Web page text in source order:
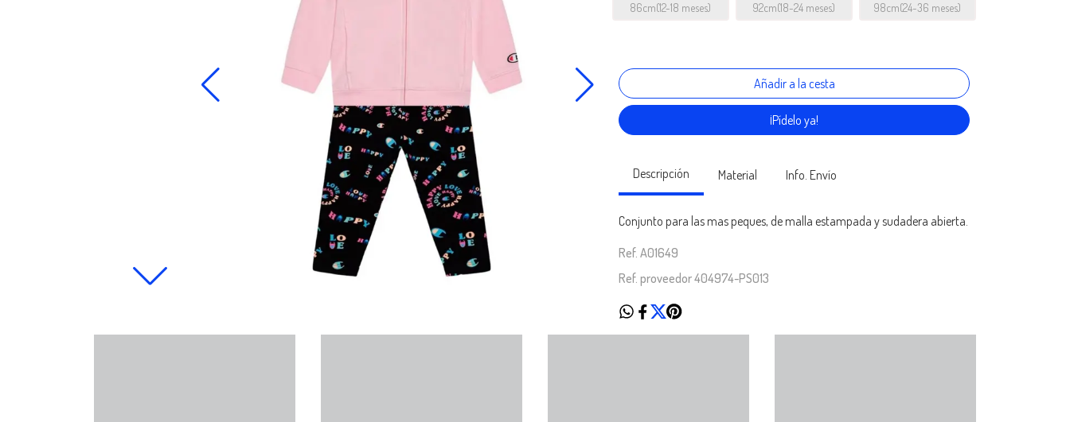
86cm(12-18 meses) 92cm(18-24 meses) 98cm(24-36 meses)
¡Pídelo ya!
Descripción Material Info. Envío
Conjunto para las mas peques, de malla estampada y sudadera abierta.
Ref. A01649
Ref. proveedor 404974-PS013